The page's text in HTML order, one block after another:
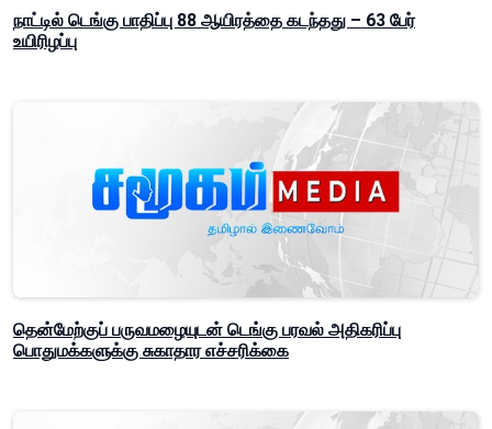
நாட்டில் டெங்கு பாதிப்பு 88 ஆயிரத்தை கடந்தது – 63 பேர்
உயிரிழப்பு
தென்மேற்குப் பருவமழையுடன் டெங்கு பரவல் அதிகரிப்பு
பொதுமக்களுக்கு சுகாதார எச்சரிக்கை